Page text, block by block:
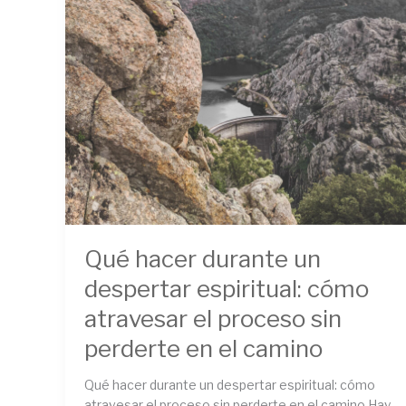
Qué hacer durante un
despertar espiritual: cómo
atravesar el proceso sin
perderte en el camino
Qué hacer durante un despertar espiritual: cómo
en
el
camino